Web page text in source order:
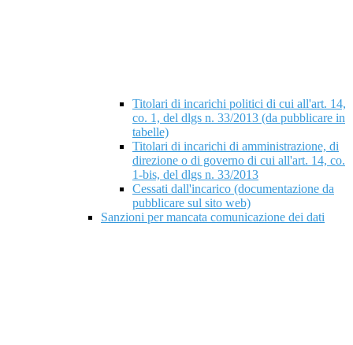
Titolari di incarichi politici di cui all'art. 14,
co. 1, del dlgs n. 33/2013 (da pubblicare in
tabelle)
Titolari di incarichi di amministrazione, di
direzione o di governo di cui all'art. 14, co.
1-bis, del dlgs n. 33/2013
Cessati dall'incarico (documentazione da
pubblicare sul sito web)
Sanzioni per mancata comunicazione dei dati